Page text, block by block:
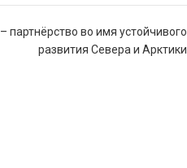
во имя устойчивого
развития Севера и Арктики